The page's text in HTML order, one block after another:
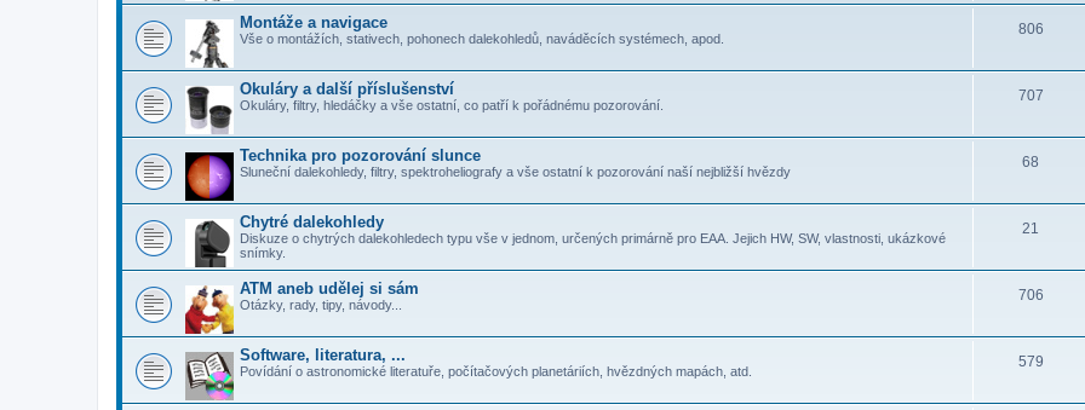
Montáže a navigace
Vše o montážích, stativech, pohonech dalekohledů, naváděcích systémech, apod.
806
Okuláry a další příslušenství
Okuláry, filtry, hledáčky a vše ostatní, co patří k pořádnému pozorování.
707
Technika pro pozorování slunce
Sluneční dalekohledy, filtry, spektroheliografy a vše ostatní k pozorování naší nejbližší hvězdy
68
Chytré dalekohledy
Diskuze o chytrých dalekohledech typu vše v jednom, určených primárně pro EAA. Jejich HW, SW, vlastnosti, ukázkové
snímky.
21
ATM aneb udělej si sám
Otázky, rady, tipy, návody...
706
Software, literatura, ...
Povídání o astronomické literatuře, počítačových planetáriích, hvězdných mapách, atd.
579